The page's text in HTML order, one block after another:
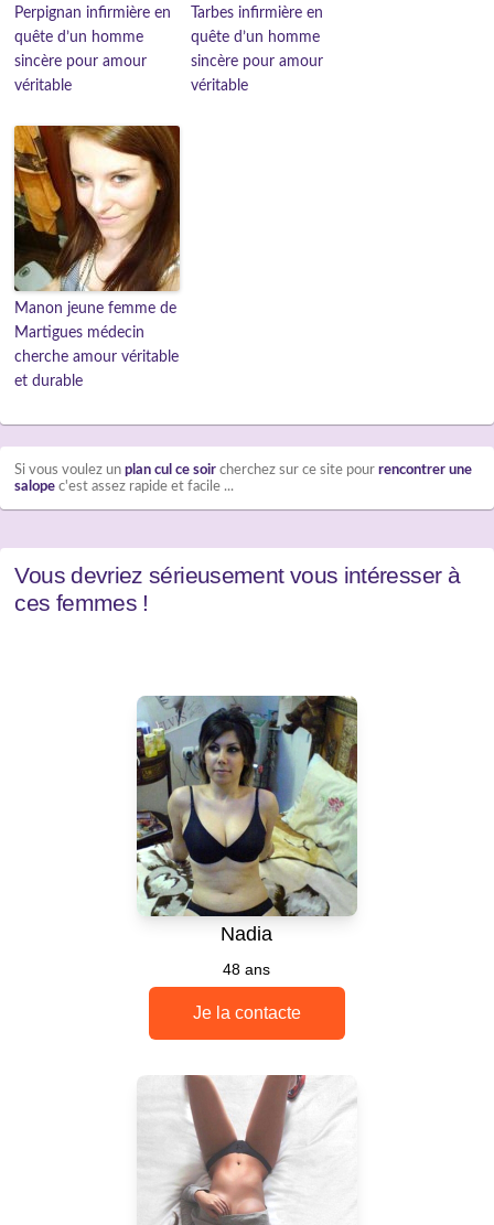
Perpignan infirmière en
quête d’un homme
sincère pour amour
véritable
Tarbes infirmière en
quête d’un homme
sincère pour amour
véritable
Manon jeune femme de
Martigues médecin
cherche amour véritable
et durable
Si vous voulez unplan cul ce soir cherchez sur ce site pourrencontrer une
salope c'est assez rapide et facile ...
Vous devriez sérieusement vous intéresser à
ces femmes !